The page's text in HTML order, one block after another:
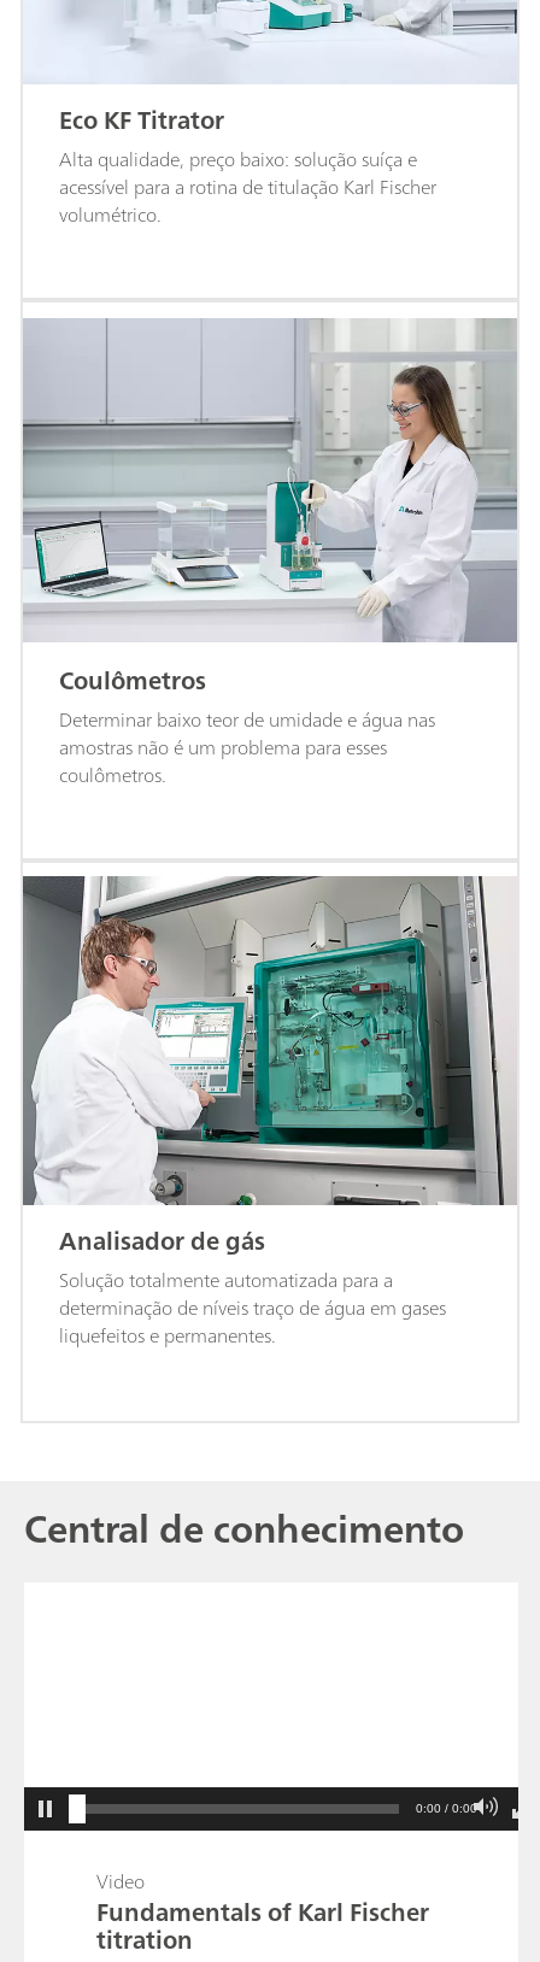
Eco KF Titrator
Alta qualidade, preço baixo: solução suíça e
acessível para a rotina de titulação Karl Fischer
volumétrico.
Coulômetros
Determinar baixo teor de umidade e água nas
amostras não é um problema para esses
coulômetros.
Analisador de gás
Solução totalmente automatizada para a
determinação de níveis traço de água em gases
liquefeitos e permanentes.
Central de conhecimento
0:00 / 0:00
Video
Fundamentals of Karl Fischer
titration